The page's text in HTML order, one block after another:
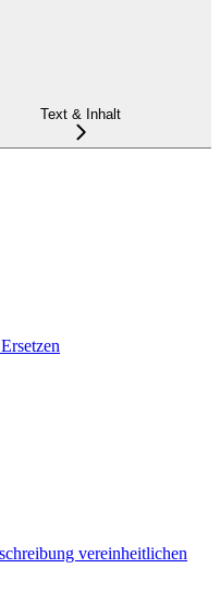
Text & Inhalt
vereinheitlichen